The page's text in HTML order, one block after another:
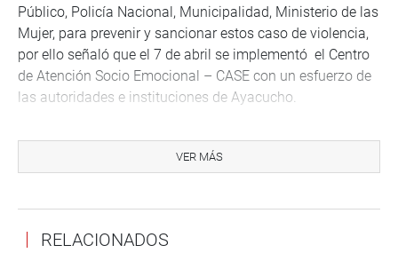
Público, Policía Nacional, Municipalidad, Ministerio de las
Mujer, para prevenir y sancionar estos caso de violencia,
por ello señaló que el 7 de abril se implementó el Centro
de Atención Socio Emocional – CASE con un esfuerzo de
las autoridades e instituciones de Ayacucho.
Justicia lamentó que a pesar que la región se presentan
altos casos de violencia contra la mujer a fines del año
resultado”, indicó Cesar Arce
VER MÁS
RELACIONADOS